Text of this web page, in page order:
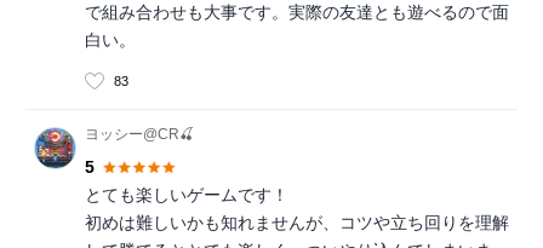
で組み合わせも大事です。実際の友達とも遊べるので面
白い。
83
ヨッシー@CR🍒
5
とても楽しいゲームです！
初めは難しいかも知れませんが、コツや立ち回りを理解